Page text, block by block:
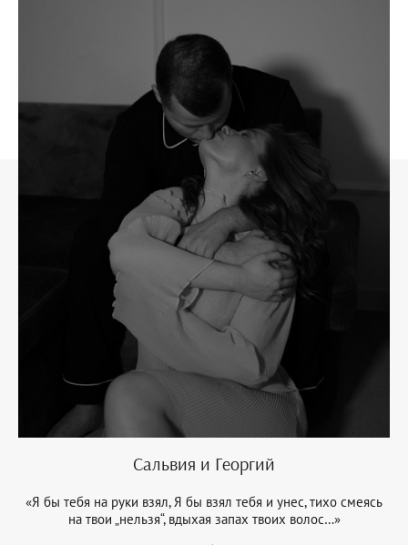
Сальвия и Георгий
«Я бы тебя на руки взял, Я бы взял тебя и унес, тихо смеясь
на твои „нельзя“, вдыхая запах твоих волос…»